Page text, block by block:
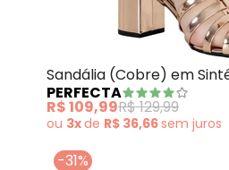
Sandália (Cobre) em
PERFECTA
R$ 109,99R$ 129,99
ou 3xde R$ 36,66sem juros
-31%